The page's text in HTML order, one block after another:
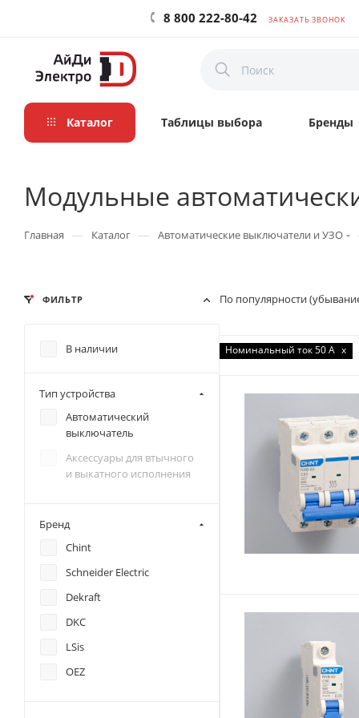
8 800 222-80-42 ЗАКАЗАТЬ ЗВОНОК
Каталог Таблицы выбора Бренды
Модульные
Главная — Каталог — Автоматические выключатели и УЗО
По популярности
Номинальный ток 50 А x
ФИЛЬТР
В наличии
Тип устройства
Автоматический
выключатель
Аксессуары для втычного
и выкатного исполнения
Бренд
Chint
Schneider Electric
Dekraft
DKC
LSis
OEZ